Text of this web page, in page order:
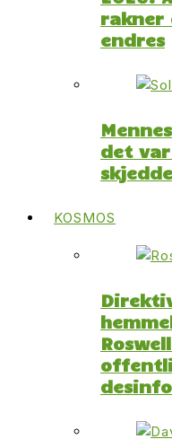
rakner
endres
det
skjedde
KOSMOS